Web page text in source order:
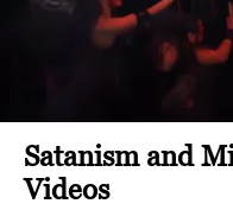
Satanism and
Videos